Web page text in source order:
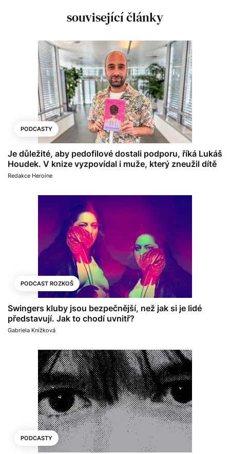
související články
PODCASTY
Je důležité, aby pedofilové dostali podporu, říká Lukáš
Houdek. V knize vyzpovídal i muže, který zneužil dítě
Redakce Heroine
PODCAST ROZKOŠ
Swingers kluby jsou bezpečnější, než jak si je lidé
představují. Jak to chodí uvnitř?
Gabriela Knížková
PODCASTY